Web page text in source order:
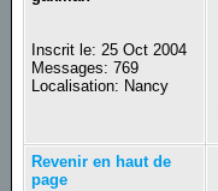
Inscrit le: 25 Oct 2004
Messages: 769
Localisation: Nancy
Revenir en haut de
page